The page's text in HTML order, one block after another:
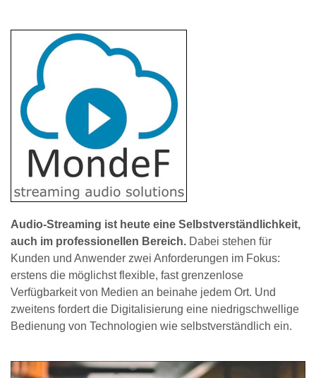
Audio-Streaming ist heute eine Selbstverständlichkeit,
auch im professionellen Bereich. Dabei stehen für
Kunden und Anwender zwei Anforderungen im Fokus:
erstens die möglichst flexible, fast grenzenlose
Verfügbarkeit von Medien an beinahe jedem Ort. Und
zweitens fordert die Digitalisierung eine niedrigschwellige
Bedienung von Technologien wie selbstverständlich ein.